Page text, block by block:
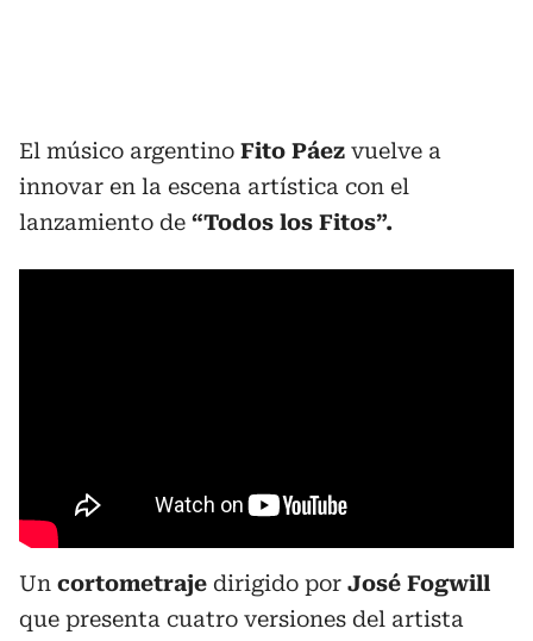
El músico argentino Fito Páez vuelve a
innovar en la escena artística con el
lanzamiento de “Todos los Fitos”.
Un cortometraje dirigido por José Fogwill
que presenta cuatro versiones del artista